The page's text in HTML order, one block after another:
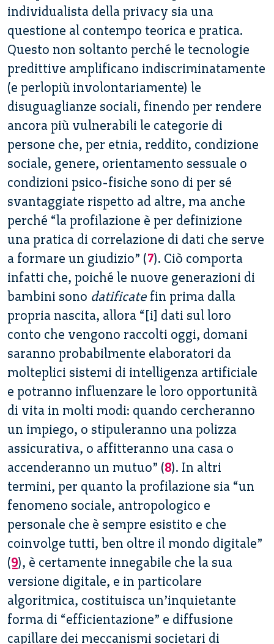
individualista della privacy sia una
questione al contempo teorica e pratica.
Questo non soltanto perché le tecnologie
predittive amplificano indiscriminatamente
(e perlopiù involontariamente) le
disuguaglianze sociali, finendo per rendere
ancora più vulnerabili le categorie di
persone che, per etnia, reddito, condizione
sociale, genere, orientamento sessuale o
condizioni psico-fisiche sono di per sé
svantaggiate rispetto ad altre, ma anche
perché “la profilazione è per definizione
una pratica di correlazione di dati che serve
a formare un giudizio” (7). Ciò comporta
infatti che, poiché le nuove generazioni di
bambini sono datificate fin prima dalla
propria nascita, allora “[i] dati sul loro
conto che vengono raccolti oggi, domani
saranno probabilmente elaboratori da
molteplici sistemi di intelligenza artificiale
e potranno influenzare le loro opportunità
di vita in molti modi: quando cercheranno
un impiego, o stipuleranno una polizza
assicurativa, o affitteranno una casa o
accenderanno un mutuo” (8). In altri
termini, per quanto la profilazione sia “un
fenomeno sociale, antropologico e
personale che è sempre esistito e che
coinvolge tutti, ben oltre il mondo digitale”
(9), è certamente innegabile che la sua
versione digitale, e in particolare
algoritmica, costituisca un’inquietante
forma di “efficientazione” e diffusione
capillare dei meccanismi societari di